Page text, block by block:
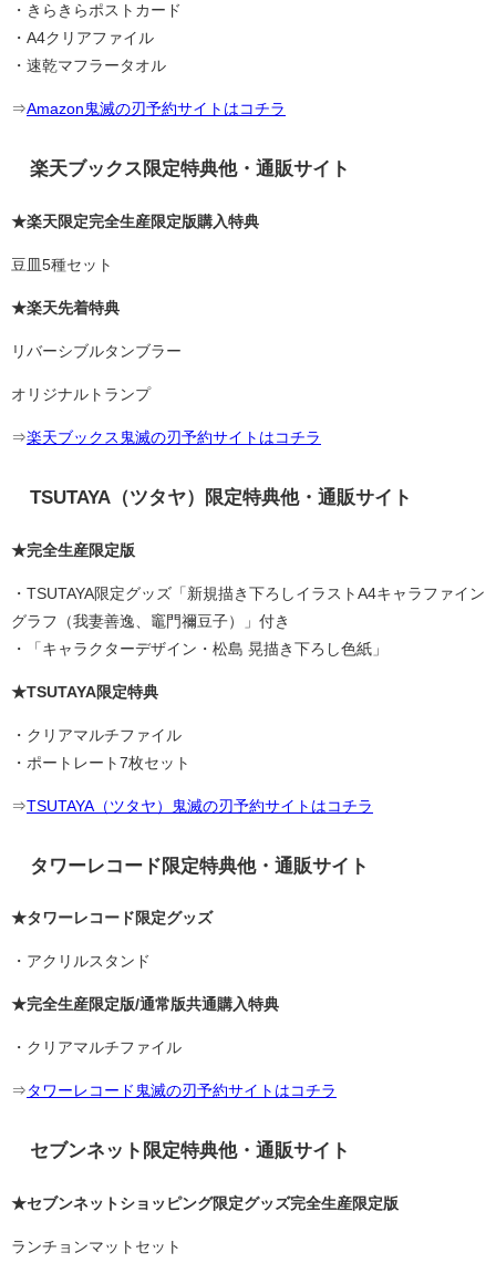
・きらきらポストカード
・A4クリアファイル
・速乾マフラータオル
⇒Amazon鬼滅の刃予約サイトはコチラ
楽天ブックス限定特典他・通販サイト
★楽天限定完全生産限定版購入特典
豆皿5種セット
★楽天先着特典
リバーシブルタンブラー
オリジナルトランプ
⇒楽天ブックス鬼滅の刃予約サイトはコチラ
TSUTAYA（ツタヤ）限定特典他・通販サイト
★完全生産限定版
・TSUTAYA限定グッズ「新規描き下ろしイラストA4キャラファイン
グラフ（我妻善逸、竈門禰豆子）」付き
・「キャラクターデザイン・松島 晃描き下ろし色紙」
★TSUTAYA限定特典
・クリアマルチファイル
・ポートレート7枚セット
⇒TSUTAYA（ツタヤ）鬼滅の刃予約サイトはコチラ
タワーレコード限定特典他・通販サイト
★タワーレコード限定グッズ
・アクリルスタンド
★完全生産限定版/通常版共通購入特典
・クリアマルチファイル
⇒ タワーレコード鬼滅の刃予約サイトはコチラ
セブンネット限定特典他・通販サイト
★セブンネットショッピング限定グッズ完全生産限定版
ランチョンマットセット